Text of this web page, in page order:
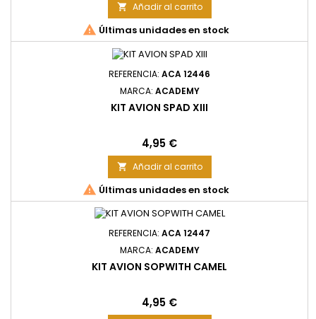
 Añadir al carrito
 Últimas unidades en stock
REFERENCIA: ACA 12446
MARCA: ACADEMY
KIT AVION SPAD XIII
Precio
4,95 €
 Añadir al carrito
 Últimas unidades en stock
REFERENCIA: ACA 12447
MARCA: ACADEMY
KIT AVION SOPWITH CAMEL
Precio
4,95 €